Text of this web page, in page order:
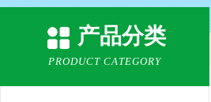
产品分类
PRODUCT CATEGORY